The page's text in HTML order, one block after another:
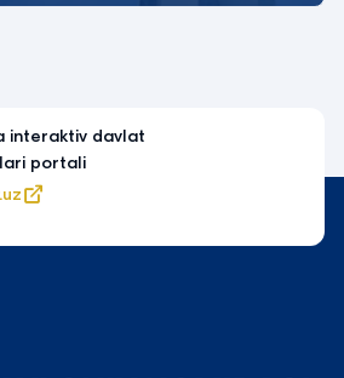
interaktiv davlat
portali